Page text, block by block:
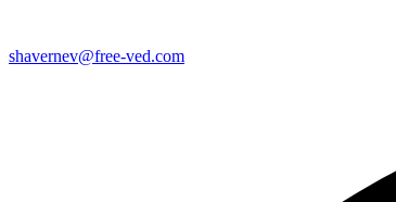
shavernev@free-ved.com